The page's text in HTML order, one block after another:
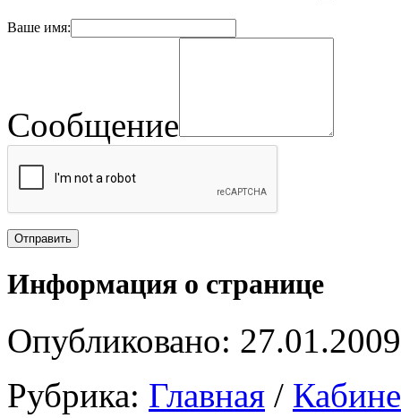
Ваше имя:
Сообщение
Информация о странице
Опубликовано: 27.01.2009
Рубрика: Главная /